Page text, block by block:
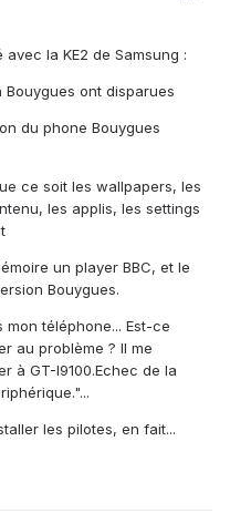
la KE2 de Samsung :
ont disparues
du phone Bouygues
ce soit les wallpapers, les
les applis, les settings
un player BBC, et le
Bouygues.
téléphone... Est-ce
au problème ? Il me
à GT-I9100.Echec de la
les pilotes, en fait...